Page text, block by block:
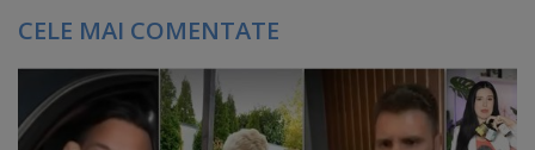
CELE MAI COMENTATE